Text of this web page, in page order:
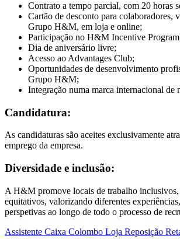
Contrato a tempo parcial, com 20 horas
Cartão de desconto para colaboradores,
Grupo H&M, em loja e online;
Participação no H&M Incentive
Dia de aniversário livre;
Acesso ao Advantages Club;
Oportunidades de desenvolvimento
Grupo H&M;
Integração numa marca internacional de
Candidatura:
As candidaturas são aceites exclusivamente
emprego da empresa.
Diversidade e inclusão:
A H&M promove locais de trabalho inclusivos,
equitativos, valorizando diferentes
perspetivas ao longo de todo o processo de
Assistente Caixa Colombo Loja Reposição